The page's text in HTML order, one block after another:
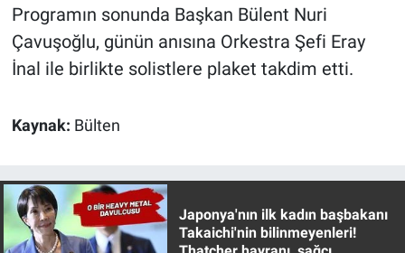
Programın sonunda Başkan Bülent Nuri
Çavuşoğlu, günün anısına Orkestra Şefi Eray
İnal ile birlikte solistlere plaket takdim etti.
Kaynak: Bülten
Japonya'nın ilk kadın başbakanı
Takaichi'nin bilinmeyenleri!